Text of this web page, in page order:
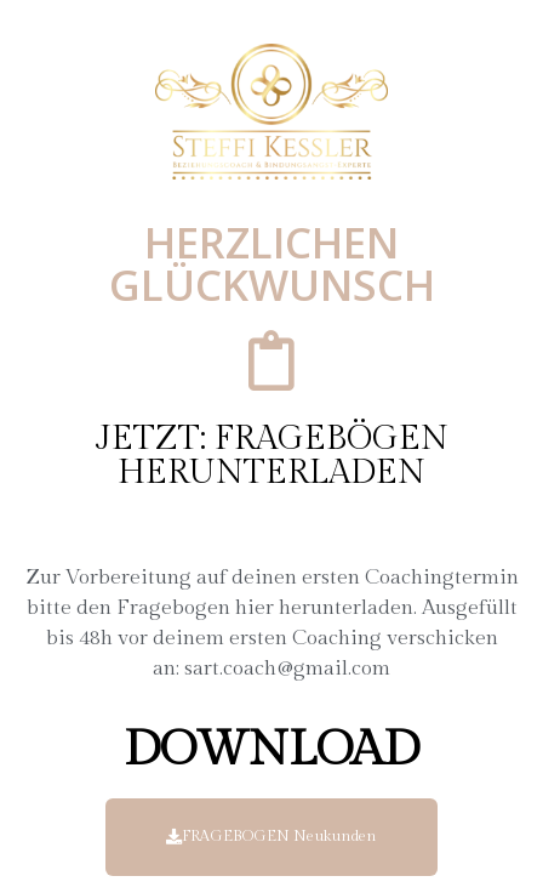
HERZLICHEN
GLÜCKWUNSCH
JETZT: FRAGEBÖGEN
HERUNTERLADEN​
Zur Vorbereitung auf deinen ersten Coachingtermin
bitte den Fragebogen hier herunterladen. Ausgefüllt
bis 48h vor deinem ersten Coaching verschicken
an: sart.coach@gmail.com
DOWNLOAD
FRAGEBOGEN Neukunden